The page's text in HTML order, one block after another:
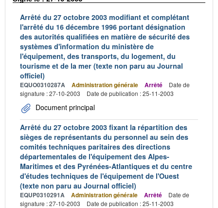
Arrêté du 27 octobre 2003 modifiant et complétant
l'arrêté du 16 décembre 1996 portant désignation
des autorités qualifiées en matière de sécurité des
systèmes d'information du ministère de
l'équipement, des transports, du logement, du
tourisme et de la mer (texte non paru au Journal
officiel)
EQUO0310287A Administration générale Arrêté
Date de
signature : 27-10-2003
Date de publication : 25-11-2003
Document principal
Arrêté du 27 octobre 2003 fixant la répartition des
sièges de représentants du personnel au sein des
comités techniques paritaires des directions
départementales de l'équipement des Alpes-
Maritimes et des Pyrénées-Atlantiques et du centre
d'études techniques de l'équipement de l'Ouest
(texte non paru au Journal officiel)
EQUP0310291A Administration générale Arrêté
Date de
signature : 27-10-2003
Date de publication : 25-11-2003